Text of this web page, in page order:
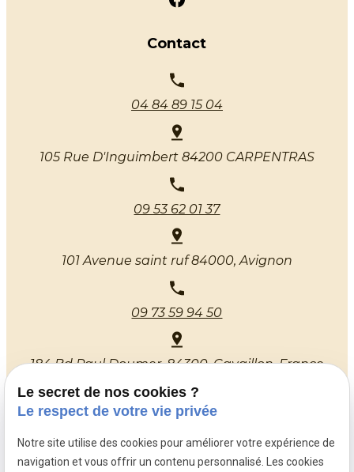
Contact
04 84 89 15 04
105 Rue D'Inguimbert 84200 CARPENTRAS
09 53 62 01 37
101 Avenue saint ruf84000, Avignon
09 73 59 94 50
184 Bd Paul Doumer,84300, Cavaillon, France
Lundi de 14h00 à 18h00
14h00 à 18h00
Le secret de nos cookies ?
Le respect de votre vie privée
Notre site utilise des cookies pour améliorer votre expérience de
navigation et vous offrir un contenu personnalisé. Les cookies